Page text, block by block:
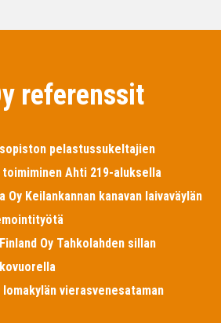
referenssit
pelastussukeltajien
Ahti 219-aluksella
Oy Keilankannan kanavan laivaväylän
Oy Tahkolahden sillan
lomakylän vierasvenesataman